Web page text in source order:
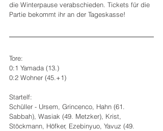
die Winterpause verabschieden. Tickets für die
Partie bekommt ihr an der Tageskasse!
Tore:
0:1 Yamada (13.)
0:2 Wohner (45.+1)
Startelf:
Schüller - Ursem, Grincenco, Hahn (61.
Sabbah), Wasiak (49. Metzker), Krist,
Stöckmann, Höfker, Ezebinyuo, Yavuz (49.